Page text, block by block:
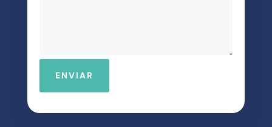
ENVIAR